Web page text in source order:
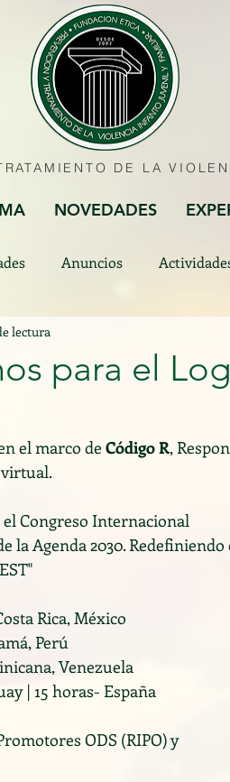
DE LA
NOVEDADES
Anuncios
para el
lectura
el marco de Código R,
el Congreso Internacional
la Agenda 2030.
Rica, México
Perú
Venezuela
| 15 horas- España
ODS (RIPO) y